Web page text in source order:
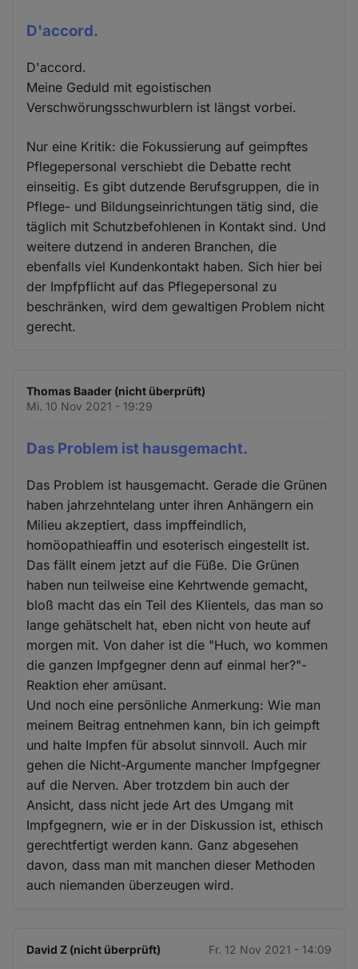
D'accord.
D'accord.
Meine Geduld mit egoistischen
Verschwörungsschwurblern ist längst vorbei.
Nur eine Kritik: die Fokussierung auf geimpftes
Pflegepersonal verschiebt die Debatte recht
einseitig. Es gibt dutzende Berufsgruppen, die in
Pflege- und Bildungseinrichtungen tätig sind, die
täglich mit Schutzbefohlenen in Kontakt sind. Und
weitere dutzend in anderen Branchen, die
ebenfalls viel Kundenkontakt haben. Sich hier bei
der Impfpflicht auf das Pflegepersonal zu
beschränken, wird dem gewaltigen Problem nicht
gerecht.
Thomas Baader (nicht überprüft)
Mi. 10 Nov 2021 - 19:29
Das Problem ist hausgemacht.
Das Problem ist hausgemacht. Gerade die Grünen
haben jahrzehntelang unter ihren Anhängern ein
Milieu akzeptiert, dass impffeindlich,
homöopathieaffin und esoterisch eingestellt ist.
Das fällt einem jetzt auf die Füße. Die Grünen
haben nun teilweise eine Kehrtwende gemacht,
bloß macht das ein Teil des Klientels, das man so
lange gehätschelt hat, eben nicht von heute auf
morgen mit. Von daher ist die "Huch, wo kommen
die ganzen Impfgegner denn auf einmal her?"-
Reaktion eher amüsant.
Und noch eine persönliche Anmerkung: Wie man
meinem Beitrag entnehmen kann, bin ich geimpft
und halte Impfen für absolut sinnvoll. Auch mir
gehen die Nicht-Argumente mancher Impfgegner
auf die Nerven. Aber trotzdem bin auch der
Ansicht, dass nicht jede Art des Umgang mit
Impfgegnern, wie er in der Diskussion ist, ethisch
gerechtfertigt werden kann. Ganz abgesehen
davon, dass man mit manchen dieser Methoden
auch niemanden überzeugen wird.
David Z (nicht überprüft) Fr. 12 Nov 2021 - 14:09